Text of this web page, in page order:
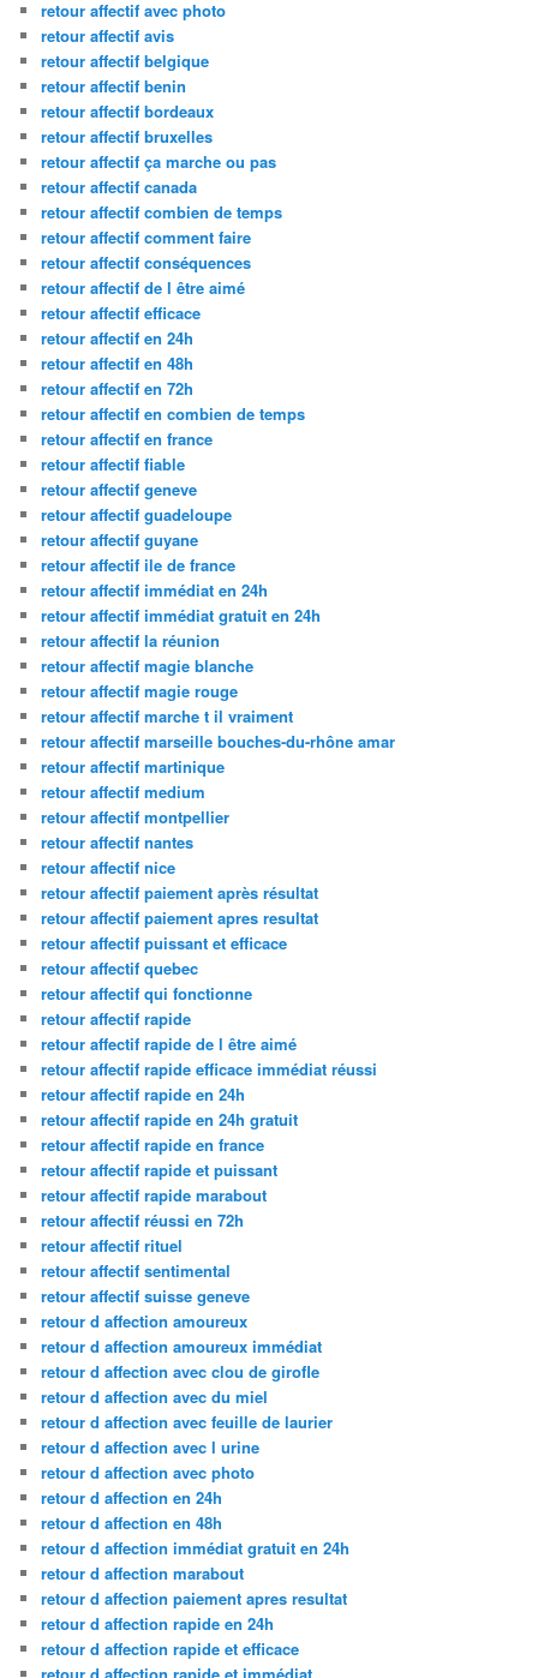
retour affectif avec photo
retour affectif avis
retour affectif belgique
retour affectif benin
retour affectif bordeaux
retour affectif bruxelles
retour affectif ça marche ou pas
retour affectif canada
retour affectif combien de temps
retour affectif comment faire
retour affectif conséquences
retour affectif de l être aimé
retour affectif efficace
retour affectif en 24h
retour affectif en 48h
retour affectif en 72h
retour affectif en combien de temps
retour affectif en france
retour affectif fiable
retour affectif geneve
retour affectif guadeloupe
retour affectif guyane
retour affectif ile de france
retour affectif immédiat en 24h
retour affectif immédiat gratuit en 24h
retour affectif la réunion
retour affectif magie blanche
retour affectif magie rouge
retour affectif marche t il vraiment
retour affectif marseille bouches-du-rhône amar
retour affectif martinique
retour affectif medium
retour affectif montpellier
retour affectif nantes
retour affectif nice
retour affectif paiement après résultat
retour affectif paiement apres resultat
retour affectif puissant et efficace
retour affectif quebec
retour affectif qui fonctionne
retour affectif rapide
retour affectif rapide de l être aimé
retour affectif rapide efficace immédiat réussi
retour affectif rapide en 24h
retour affectif rapide en 24h gratuit
retour affectif rapide en france
retour affectif rapide et puissant
retour affectif rapide marabout
retour affectif réussi en 72h
retour affectif rituel
retour affectif sentimental
retour affectif suisse geneve
retour d affection amoureux
retour d affection amoureux immédiat
retour d affection avec clou de girofle
retour d affection avec du miel
retour d affection avec feuille de laurier
retour d affection avec l urine
retour d affection avec photo
retour d affection en 24h
retour d affection en 48h
retour d affection immédiat gratuit en 24h
retour d affection marabout
retour d affection paiement apres resultat
retour d affection rapide en 24h
retour d affection rapide et efficace